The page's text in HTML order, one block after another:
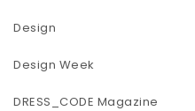
Design
Design Week
DRESS_CODE Magazine